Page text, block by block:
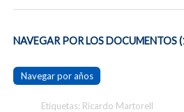
NAVEGAR POR LOS DOCUMENTOS
Navegar por años
Etiquetas: Ricardo Martorell